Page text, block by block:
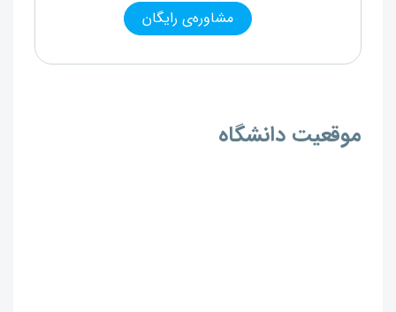
مشاوره‌ی رایگان
موقعیت دانشگاه